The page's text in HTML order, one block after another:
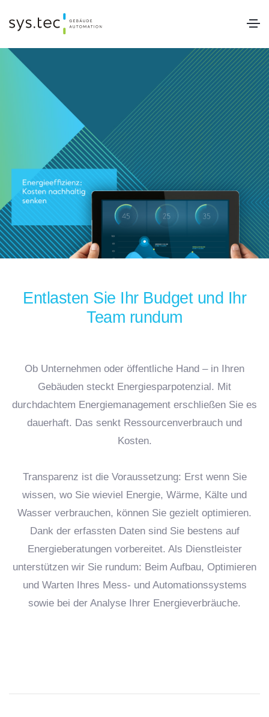
Entlasten Sie Ihr Budget und Ihr
Team rundum
Ob Unternehmen oder öffentliche Hand – in Ihren
Gebäuden steckt Energiesparpotenzial. Mit
durchdachtem Energiemanagement erschließen Sie es
dauerhaft. Das senkt Ressourcenverbrauch und
Kosten.
Transparenz ist die Voraussetzung: Erst wenn Sie
wissen, wo Sie wieviel Energie, Wärme, Kälte und
Wasser verbrauchen, können Sie gezielt optimieren.
Dank der erfassten Daten sind Sie bestens auf
Energieberatungen vorbereitet. Als Dienstleister
unterstützen wir Sie rundum: Beim Aufbau, Optimieren
und Warten Ihres Mess- und Automationssystems
sowie bei der Analyse Ihrer Energieverbräuche.